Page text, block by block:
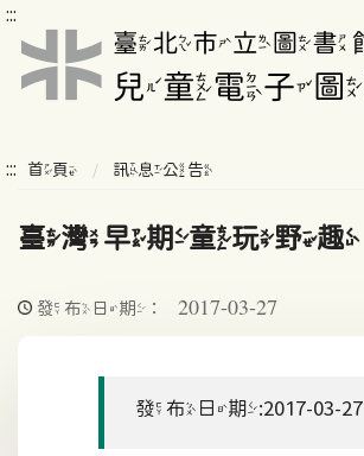
:::
::: 首頁 訊息公告
臺灣早期童玩野趣
發布日期： 2017-03-27
發布日期:2017-03-27